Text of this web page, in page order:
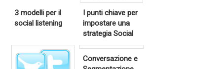
3 modelli per il
social listening
I punti chiave per
impostare una
strategia Social
Conversazione e